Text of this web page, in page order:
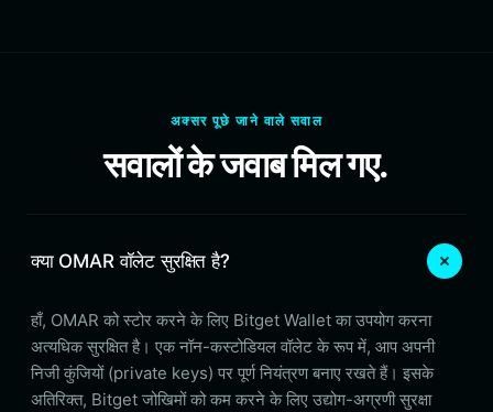
अक्सर पूछे जाने वाले सवाल
सवालों के जवाब मिल गए.
क्या OMAR वॉलेट सुरक्षित है?
हाँ, OMAR को स्टोर करने के लिए Bitget Wallet का उपयोग करना
अत्यधिक सुरक्षित है। एक नॉन-कस्टोडियल वॉलेट के रूप में, आप अपनी
निजी कुंजियों (private keys) पर पूर्ण नियंत्रण बनाए रखते हैं। इसके
अतिरिक्त, Bitget जोखिमों को कम करने के लिए उद्योग-अग्रणी सुरक्षा